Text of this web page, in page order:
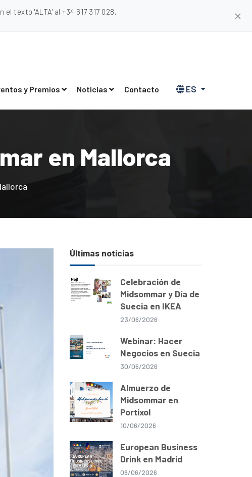
texto 'ALTA' al +34 617 317 028. ✕
y Premios Noticias Contacto ES
en Mallorca
Últimas noticias
Celebración de
Midsommar y Día de
Suecia en IKEA
23/06/2026
Webinar: Hacer
Negocios en Suecia
30/06/2026
Almuerzo de
Midsommar en
Portixol
10/06/2026
European Business
Drink en Madrid
09/06/2026